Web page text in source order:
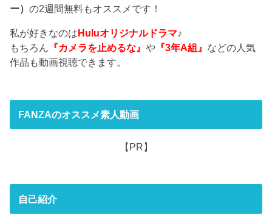
ー）の2週間無料もオススメです！
私が好きなのはHuluオリジナルドラマ♪
もちろん 『カメラを止めるな』や 『3年A組』 などの人気
作品も動画視聴できます。
FANZAのオススメ素人動画
【PR】
自己紹介